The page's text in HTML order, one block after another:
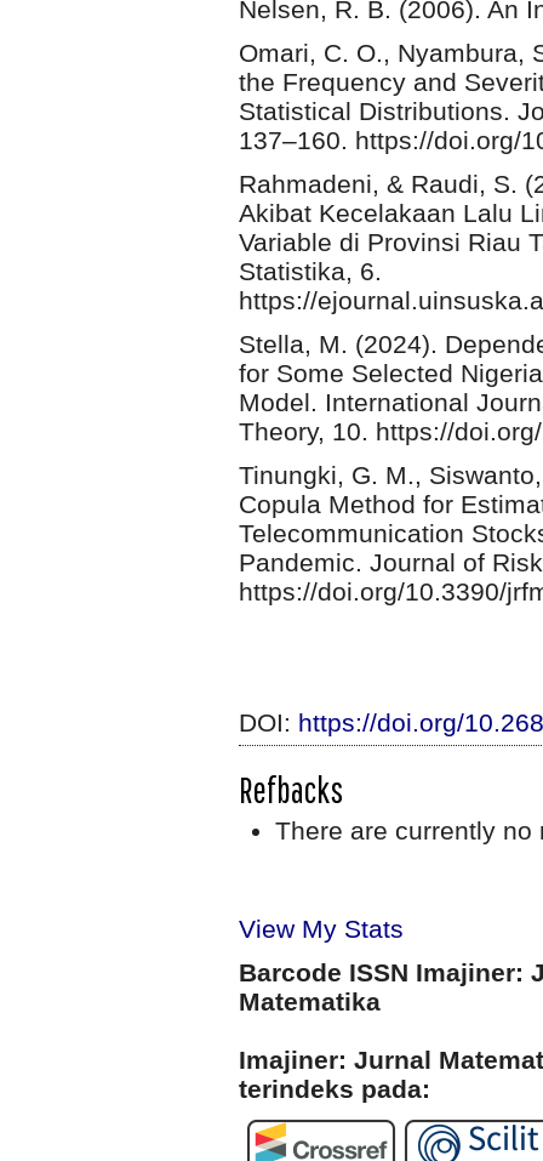
Nelsen, R. B. (2006). An
Omari, C. O., Nyambura,
the Frequency and
Statistical Distributions.
137–160. https://doi.org/
Rahmadeni, & Raudi, S.
Akibat Kecelakaan Lalu
Variable di Provinsi Riau
Statistika, 6.
https://
Stella, M. (2024).
for Some Selected
Model. International
Theory, 10. https://
Tinungki, G. M.,
Copula Method for
Telecommunication
Pandemic. Journal of
https://doi.org/10.3390/
DOI: https://doi.org/
Refbacks
There are currently no
View My Stats
Barcode ISSN Imajiner:
Matematika
Imajiner: Jurnal
terindeks pada: